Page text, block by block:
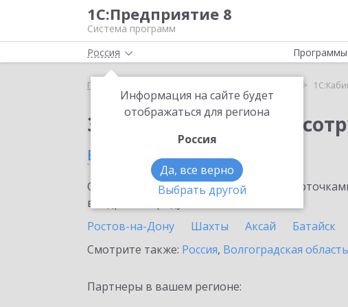
1С:Предприятие 8
Система программ
Россия
Информация на сайте будет
отображаться для региона
Россия
Да, все верно
Выбрать другой
Главная
Заказать 1С:Кабинет
в Ростовской области
Ознакомьтесь с информационными
внедрение продукта.
Ростов-на-Дону
Шахты Аксай Батайск
Смотрите также: Россия, Волгоградская область
Партнеры в вашем регионе: